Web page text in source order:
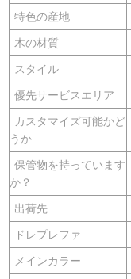
特色の産地
木の材質
スタイル
優先サービスエリア
カスタマイズ可能かど
うか
保管物を持っています
か？
出荷先
ドレプレファ
メインカラー